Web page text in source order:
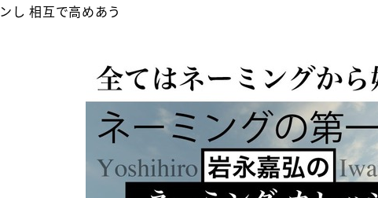
ンし 相互で高めあう